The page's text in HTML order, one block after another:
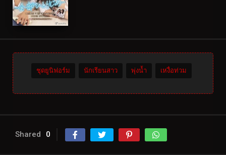
ชุดยูนิฟอร์ม นักเรียนสาว พุ่งน้ำ เหงื่อท่วม
Shared 0